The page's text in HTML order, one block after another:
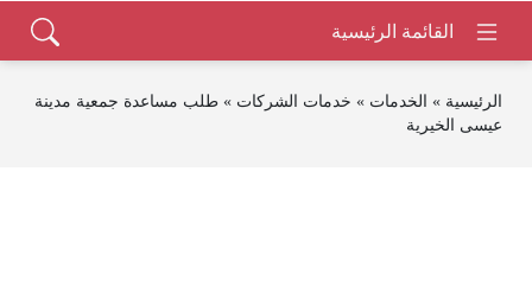
الرئيسية » الخدمات » خدمات الشركات » طلب مساعدة جمعية مدينة
عيسى الخيرية